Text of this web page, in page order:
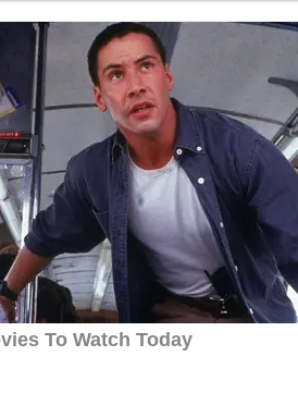
रायबरेली-गांव के ही आधा
जमकर...
rexpress Oct 20, 2025